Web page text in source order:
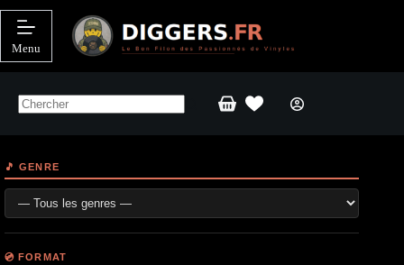
Passer
contenu
Menu
Panier
🎵 GENRE
💿 FORMAT